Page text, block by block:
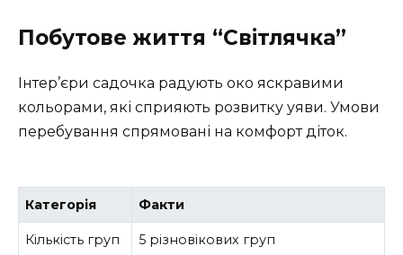
Побутове життя “Світлячка”
Інтер’єри садочка радують око яскравими
кольорами, які сприяють розвитку уяви. Умови
перебування спрямовані на комфорт діток.
Категорія Факти
Кількість груп 5 різновікових груп